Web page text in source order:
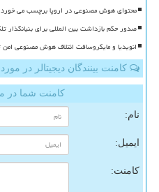
محتوای هوش مصنوعی در اروپا برچسب می خورد
صدور حکم بازداشت بین المللی برای بنیانگذار
انویدیا و مایکروسافت ائتلاف هوش مصنوعی
کامنت بینندگان دیجیتالر در
کامنت شما در
نام:
ایمیل:
کامنت: